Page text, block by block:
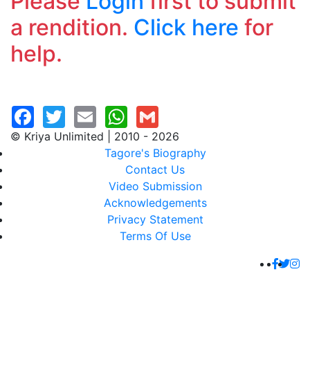
a rendition. Click here for
help.
© Kriya Unlimited | 2010 - 2026
Tagore's Biography
Contact Us
Video Submission
Acknowledgements
Privacy Statement
Terms Of Use